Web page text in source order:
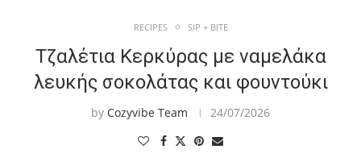
RECIPES SIP + BITE
Τζαλέτια Κερκύρας με ναμελάκα
λευκής σοκολάτας και φουντούκι
by Cozyvibe Team 24/07/2026